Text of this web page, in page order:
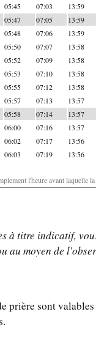
05:45 07:03 13:59
05:47 07:05 13:59
05:48 07:06 13:59
05:50 07:07 13:58
05:52 07:09 13:58
05:53 07:10 13:58
05:55 07:12 13:58
05:57 07:13 13:57
05:58 07:14 13:57
06:00 07:16 13:57
06:02 07:17 13:56
06:03 07:19 13:56
l'heure avant laquelle
à titre indicatif,
au moyen de
prière sont